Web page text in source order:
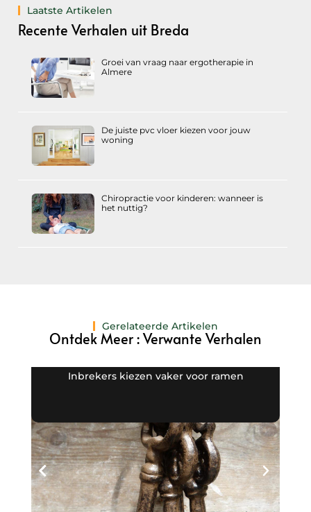
Laatste Artikelen
Recente Verhalen uit Breda
Groei van vraag naar ergotherapie in
Almere
De juiste pvc vloer kiezen voor jouw
woning
Chiropractie voor kinderen: wanneer is
het nuttig?
Gerelateerde Artikelen
Ontdek Meer : Verwante Verhalen
Inbrekers kiezen vaker voor ramen